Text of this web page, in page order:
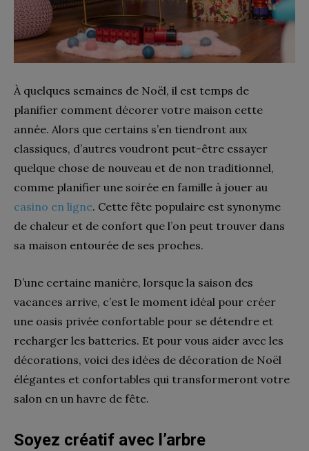
À quelques semaines de Noël, il est temps de
planifier comment décorer votre maison cette
année. Alors que certains s’en tiendront aux
classiques, d’autres voudront peut-être essayer
quelque chose de nouveau et de non traditionnel,
comme planifier une soirée en famille à jouer au
casino en ligne. Cette fête populaire est synonyme
de chaleur et de confort que l’on peut trouver dans
sa maison entourée de ses proches.
D’une certaine manière, lorsque la saison des
vacances arrive, c’est le moment idéal pour créer
une oasis privée confortable pour se détendre et
recharger les batteries. Et pour vous aider avec les
décorations, voici des idées de décoration de Noël
élégantes et confortables qui transformeront votre
salon en un havre de fête.
Soyez créatif avec l’arbre